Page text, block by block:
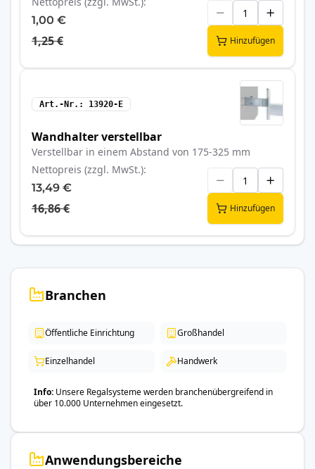
1,00 €
1,25 € Hinzufügen
Art.-Nr. 13920-E
Wandhalter verstellbar
Verstellbar in einem Abstand von 175-325 mm
Nettopreis (zzgl. MwSt.)
13,49 €
16,86 € Hinzufügen
Branchen
Öffentliche Einrichtung Großhandel
Einzelhandel Handwerk
Info Unsere Regalsysteme werden branchenübergreifend in
über 10.000 Unternehmen eingesetzt.
Anwendungsbereiche